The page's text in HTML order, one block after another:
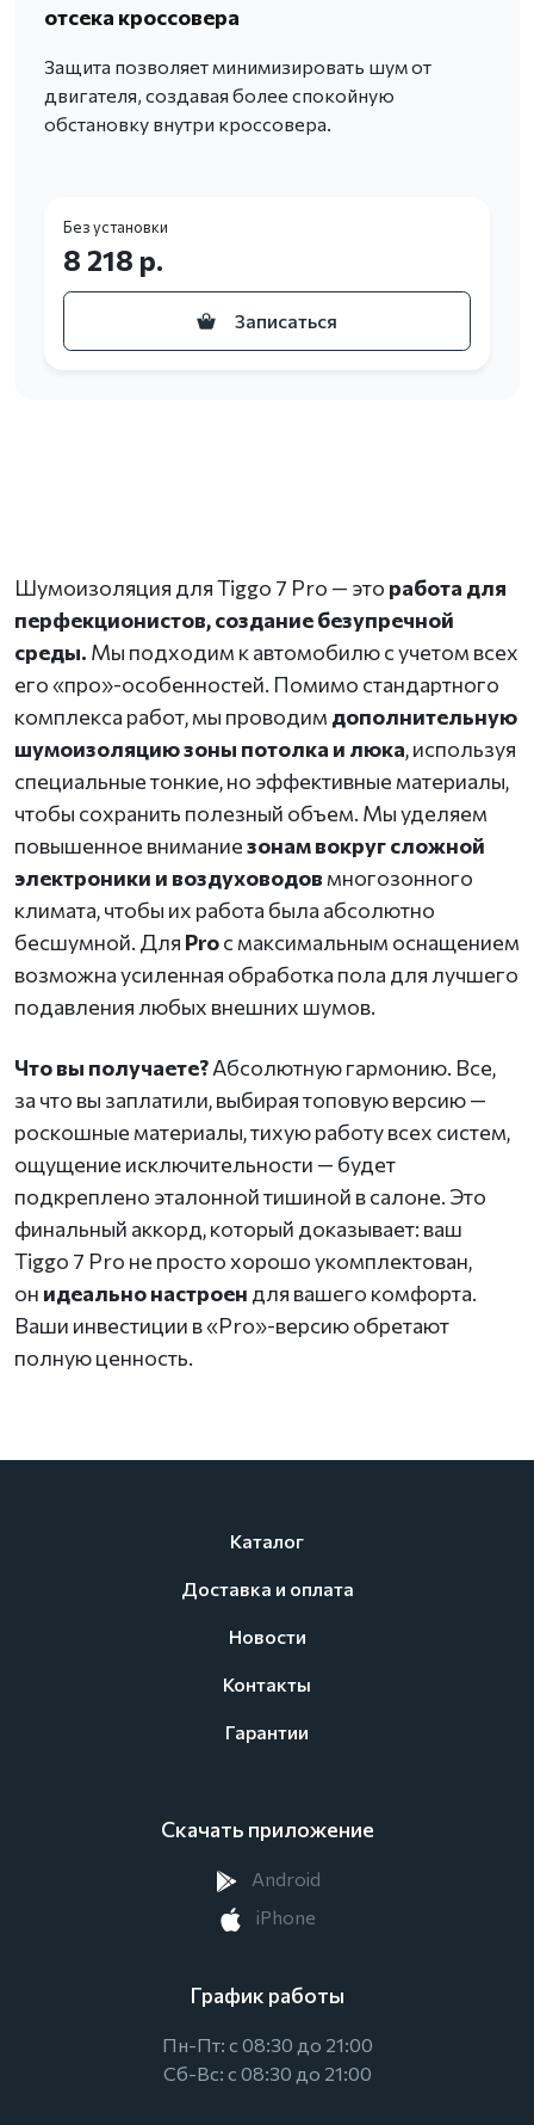
отсека кроссовера
Защита позволяет минимизировать шум от
двигателя, создавая более спокойную
обстановку внутри кроссовера.
Без установки
8 218 р.
Записаться
Шумоизоляция для Tiggo 7 Pro — это работа для
перфекционистов, создание безупречной
среды. Мы подходим к автомобилю с учетом всех
его «про»-особенностей. Помимо стандартного
комплекса работ, мы проводим дополнительную
шумоизоляцию зоны потолка и люка, используя
специальные тонкие, но эффективные материалы,
чтобы сохранить полезный объем. Мы уделяем
повышенное вниманиезонам вокруг сложной
электроники и воздуховодов многозонного
климата, чтобы их работа была абсолютно
бесшумной. Для Proс максимальным оснащением
возможна усиленная обработка пола для лучшего
подавления любых внешних шумов.
Что вы получаете?Абсолютную гармонию. Все,
за что вы заплатили, выбирая топовую версию —
роскошные материалы, тихую работу всех систем,
ощущение исключительности — будет
подкреплено эталонной тишиной в салоне. Это
финальный аккорд, который доказывает: ваш
Tiggo 7 Pro не просто хорошо укомплектован,
он идеально настроен для вашего комфорта.
Ваши инвестиции в «Pro»-версию обретают
полную ценность.
Каталог
Доставка и оплата
Новости
Контакты
Гарантии
Скачать приложение
Android
iPhone
График работы
Пн-Пт: с 08:30 до 21:00
Сб-Вс: с 08:30 до 21:00